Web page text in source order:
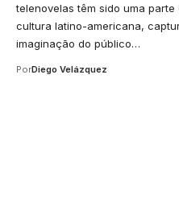
telenovelas têm sido uma parte
cultura latino-americana,
imaginação do público…
PorDiego Velázquez